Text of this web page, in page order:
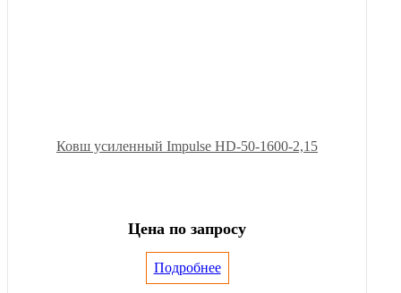
Ковш усиленный Impulse HD-50-1600-2,15
Цена по запросу
Подробнее